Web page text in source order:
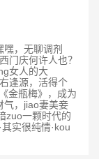
，无聊调剂
门庆何许人也？
女人的大
逢源，活得个
金瓶梅》，成为
气，jiao妻美妾
zuo一颗时代的
实很纯情·kou